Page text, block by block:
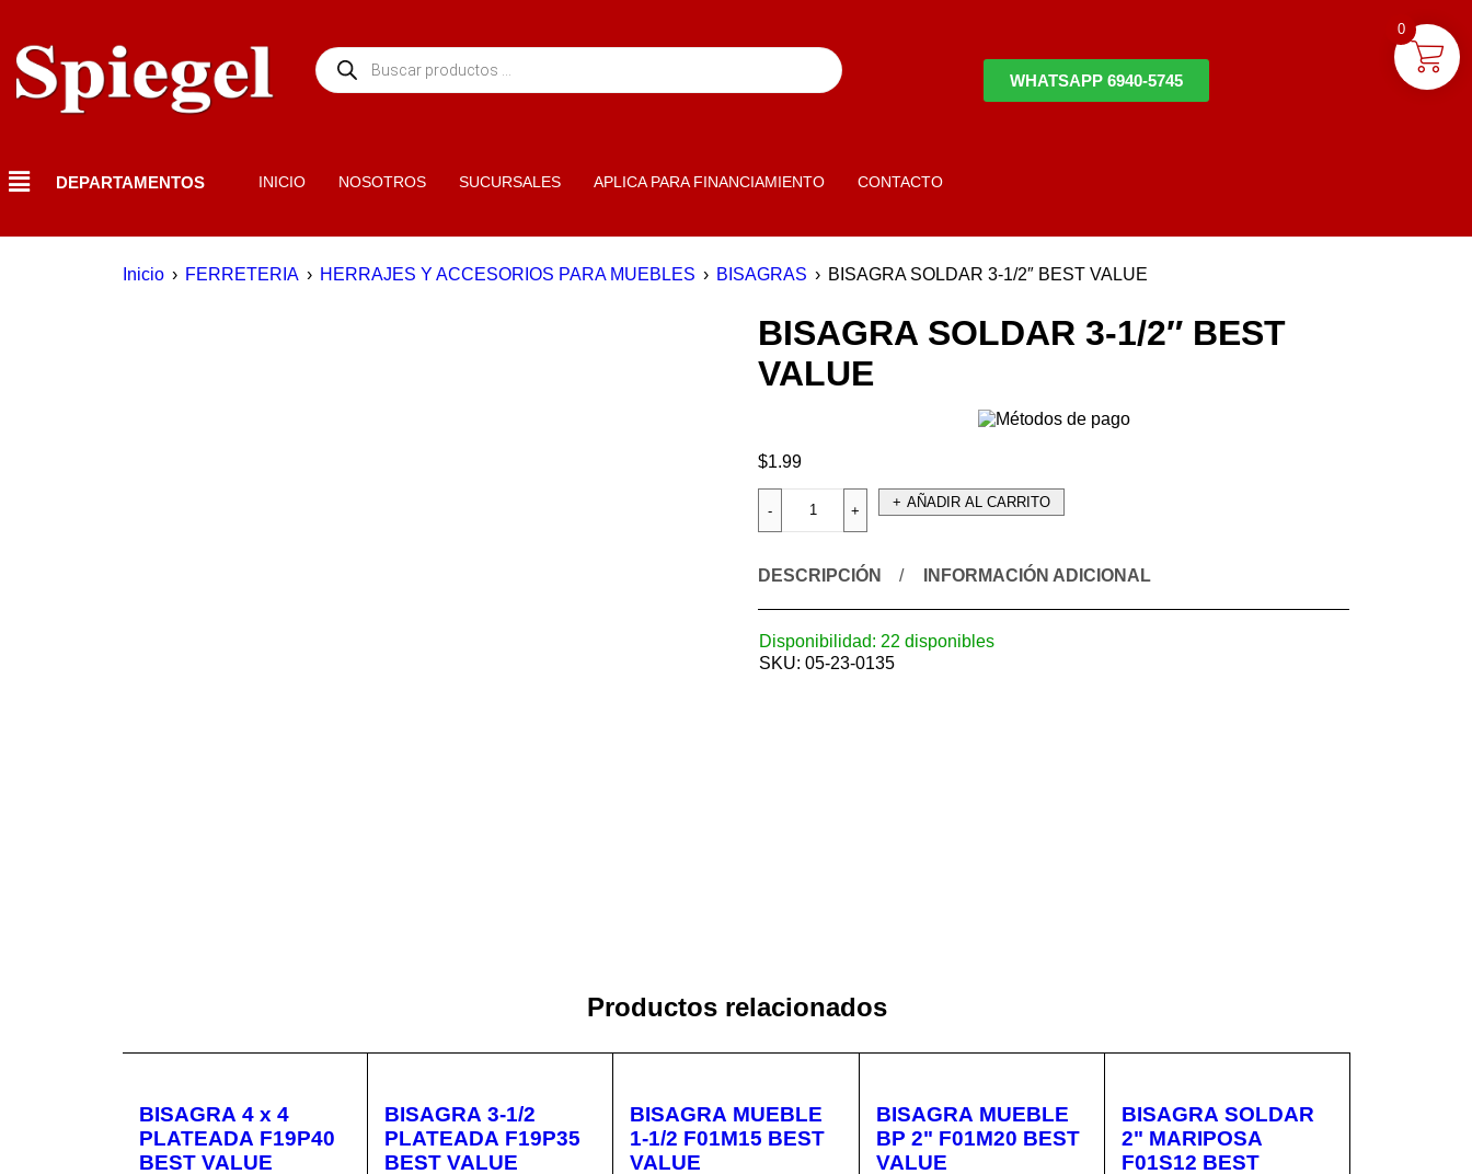
WHATSAPP 6940-5745
DEPARTAMENTOS INICIO NOSOTROS SUCURSALES APLICA PARA FINANCIAMIENTO CONTACTO
Inicio › FERRETERIA › HERRAJES Y ACCESORIOS PARA MUEBLES › BISAGRAS › BISAGRA SOLDAR 3-1/2″ BEST VALUE
BISAGRA SOLDAR 3-1/2″ BEST
VALUE
$1.99
AÑADIR AL CARRITO
DESCRIPCIÓN INFORMACIÓN ADICIONAL
Disponibilidad: 22 disponibles
SKU: 05-23-0135
Productos relacionados
BISAGRA 4 x 4
PLATEADA F19P40
BEST VALUE
BISAGRA 3-1/2
PLATEADA F19P35
BEST VALUE
BISAGRA MUEBLE
1-1/2 F01M15 BEST
VALUE
BISAGRA MUEBLE
BP 2" F01M20 BEST
VALUE
BISAGRA SOLDAR
2" MARIPOSA
F01S12 BEST
0